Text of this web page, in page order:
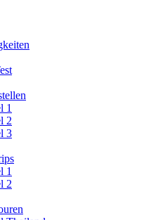
1
2
3
1
2